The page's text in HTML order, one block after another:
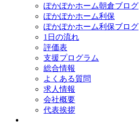
ぽかぽかホーム朝倉ブログ
ぽかぽかホーム利保
ぽかぽかホーム利保ブログ
1日の流れ
評価表
支援プログラム
総合情報
よくある質問
求人情報
会社概要
代表挨拶